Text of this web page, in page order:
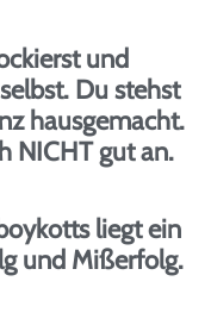
und
Du stehst
hausgemacht.
NICHT gut an.
liegt ein
und Mißerfolg.